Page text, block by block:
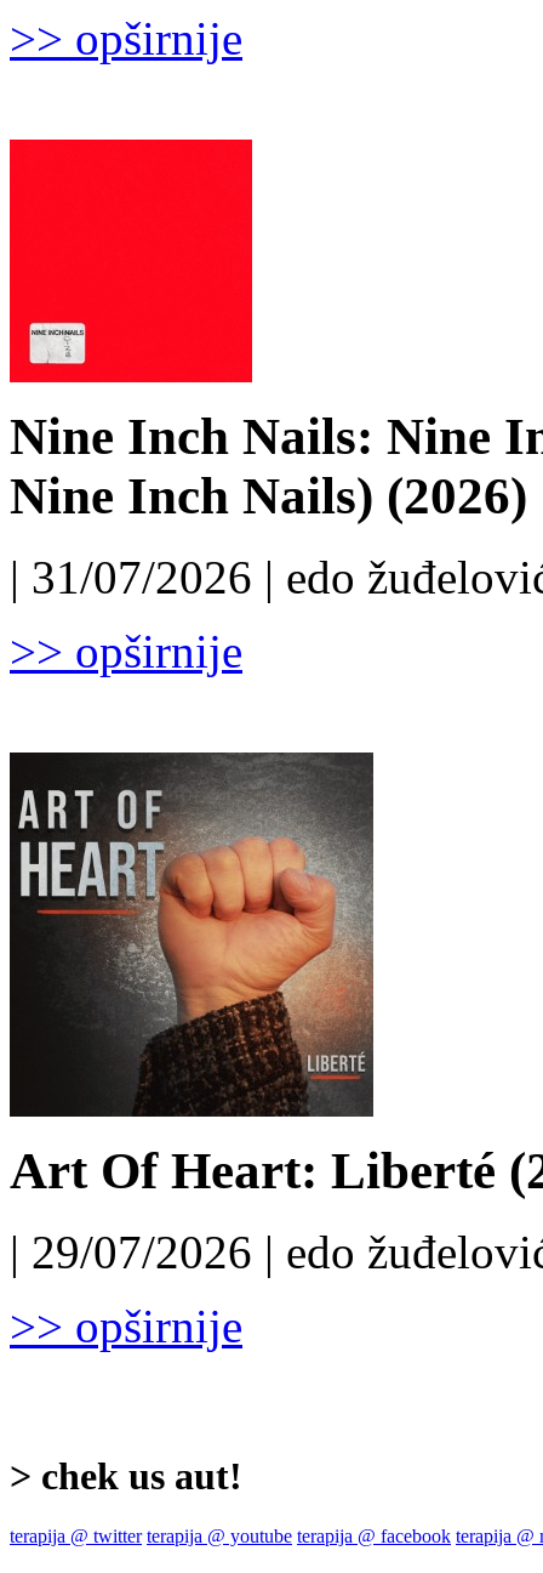
>> opširnije
Nine Inch Nails: Nine
Nine Inch Nails) (2026)
| 31/07/2026 | edo
>> opširnije
Art Of Heart: Liberté
| 29/07/2026 | edo
>> opširnije
> chek us aut!
terapija @ twitter terapija @ youtube terapija @ facebook terapija @